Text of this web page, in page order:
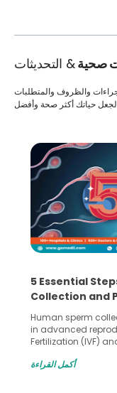
صحية& التحديثات
والظروف والمتطلبات
5 Essential
Collection and
Human sperm
in advanced
Fertilization (IVF)
challenges and
أكمل القراءة